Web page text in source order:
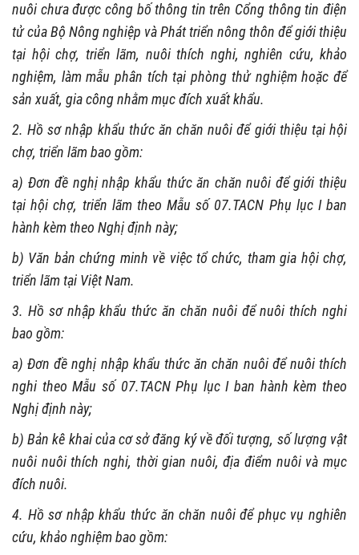
nuôi chưa được công bố thông tin trên Cổng thông tin điện
tử của Bộ Nông nghiệp và Phát triển nông thôn để giới thiệu
tại hội chợ, triển lãm, nuôi thích nghi, nghiên cứu, khảo
nghiệm, làm mẫu phân tích tại phòng thử nghiệm hoặc để
sản xuất, gia công nhằm mục đích xuất khẩu.
2. Hồ sơ nhập khẩu thức ăn chăn nuôi để giới thiệu tại hội
chợ, triển lãm bao gồm:
a) Đơn đề nghị nhập khẩu thức ăn chăn nuôi để giới thiệu
tại hội chợ, triển lãm theo Mẫu số 07.TACN Phụ lục I ban
hành kèm theo Nghị định này;
b) Văn bản chứng minh về việc tổ chức, tham gia hội chợ,
triển lãm tại Việt Nam.
3. Hồ sơ nhập khẩu thức ăn chăn nuôi để nuôi thích nghi
bao gồm:
a) Đơn đề nghị nhập khẩu thức ăn chăn nuôi để nuôi thích
nghi theo Mẫu số 07.TACN Phụ lục I ban hành kèm theo
Nghị định này;
b) Bản kê khai của cơ sở đăng ký về đối tượng, số lượng vật
nuôi nuôi thích nghi, thời gian nuôi, địa điểm nuôi và mục
đích nuôi.
4. Hồ sơ nhập khẩu thức ăn chăn nuôi để phục vụ nghiên
cứu, khảo nghiệm bao gồm: